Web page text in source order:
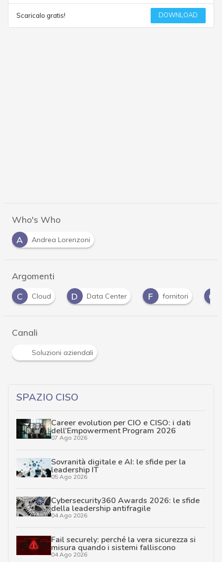
Scaricalo gratis! DOWNLOAD
Who's Who
A
Andrea Lorenzoni
Argomenti
D
Data Center F fornitori G Gdpr I
Canali
Soluzioni aziendali
SPAZIO CISO
Career evolution per CIO e CISO: i dati
dell’Empowerment Program 2026
07 Ago 2026
Sovranità digitale e AI: le sfide per la
leadership IT
05 Ago 2026
Cybersecurity360 Awards 2026: le sfide
della leadership antifragile
04 Ago 2026
Fail securely: perché la vera sicurezza si
misura quando i sistemi falliscono
04 Ago 2026